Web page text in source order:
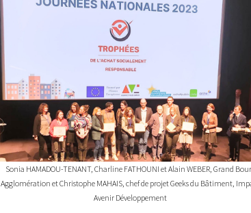
Sonia HAMADOU-TENANT, Charline FATHOUNI et Alain WEBER, Grand
Agglomération et Christophe MAHAIS, chef de projet Geeks du Bâtiment,
Avenir Développement